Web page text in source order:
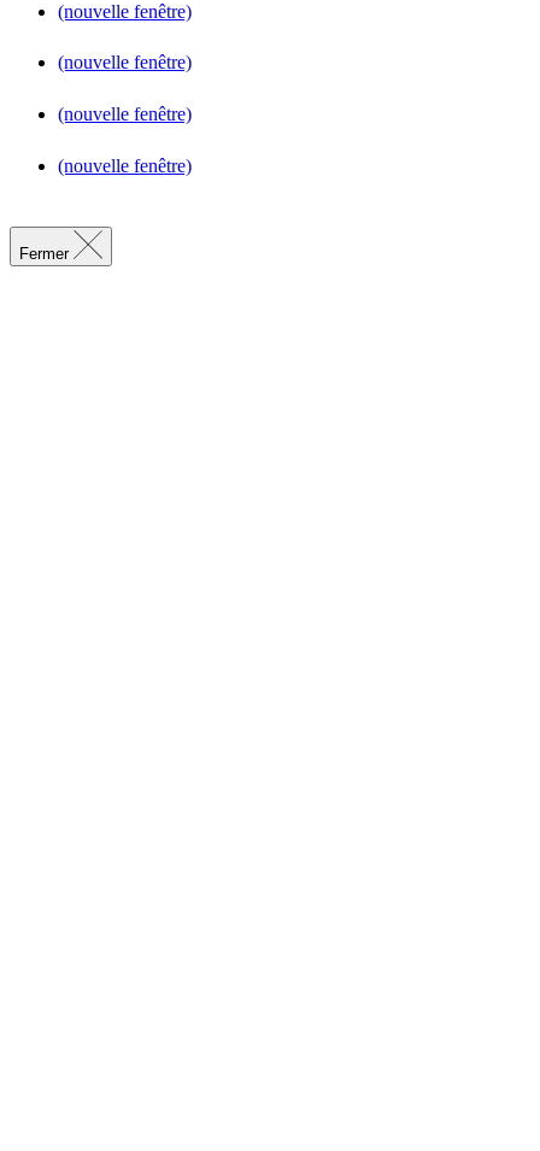
(nouvelle fenêtre)
(nouvelle fenêtre)
(nouvelle fenêtre)
(nouvelle fenêtre)
Fermer